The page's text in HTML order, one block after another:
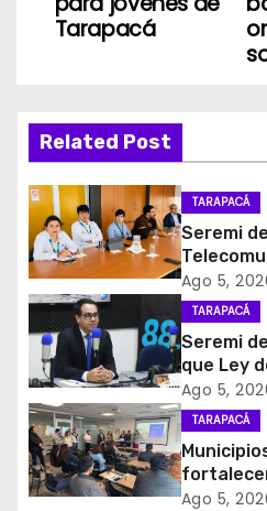
c
i
ó
n
d
e
e
n
t
Tarapacá
Related Post
TARAPACÁ
Seremi
primera
para el
desuso
Ago 5,
TARAPACÁ
Seremi
que Ley
Nacional
y el
Ago 5,
TARAPACÁ
de agua
Ago 5,